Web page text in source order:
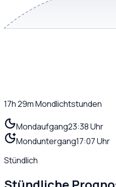
17h 29mMondlichtstunden
Mondaufgang23:38 Uhr
Monduntergang17:07 Uhr
Stündlich